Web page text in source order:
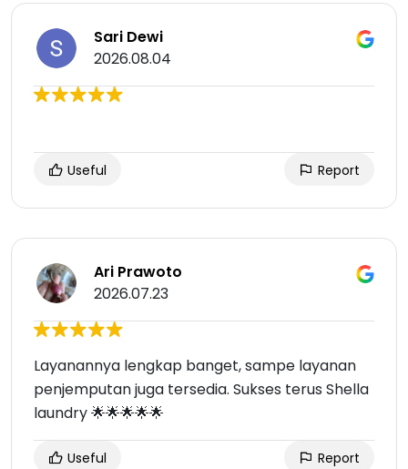
Sari Dewi
2026.08.04
Useful Report
Ari Prawoto
2026.07.23
Layanannya lengkap banget, sampe layanan
penjemputan juga tersedia. Sukses terus Shella
laundry 🌟🌟🌟🌟🌟
Useful Report